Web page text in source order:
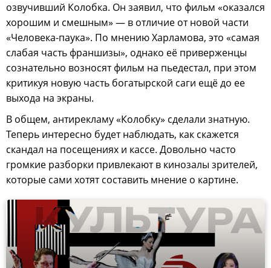
озвучивший Колобка. Он заявил, что фильм «оказался
хорошим и смешным» — в отличие от новой части
«Человека-паука». По мнению Харламова, это «самая
слабая часть франшизы», однако её приверженцы
сознательно возносят фильм на пьедестал, при этом
критикуя новую часть богатырской саги ещё до ее
выхода на экраны.
В общем, антирекламу «Колобку» сделали знатную.
Теперь интересно будет наблюдать, как скажется
скандал на посещениях и кассе. Довольно часто
громкие разборки привлекают в кинозалы зрителей,
которые сами хотят составить мнение о картине.